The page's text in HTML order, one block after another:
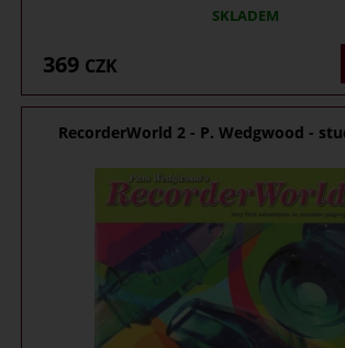
SKLADEM
369 CZK
RecorderWorld 2 - P. Wedgwood -